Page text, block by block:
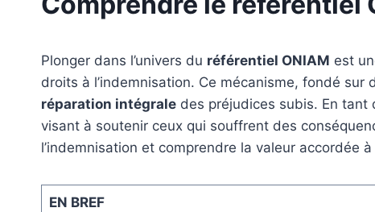
Plonger dans l’univers du référentiel ONIAM est
droits à l’indemnisation. Ce mécanisme, fondé sur
réparation intégrale des préjudices subis. En tant
visant à soutenir ceux qui souffrent des
l’indemnisation et comprendre la valeur accordée
EN BREF